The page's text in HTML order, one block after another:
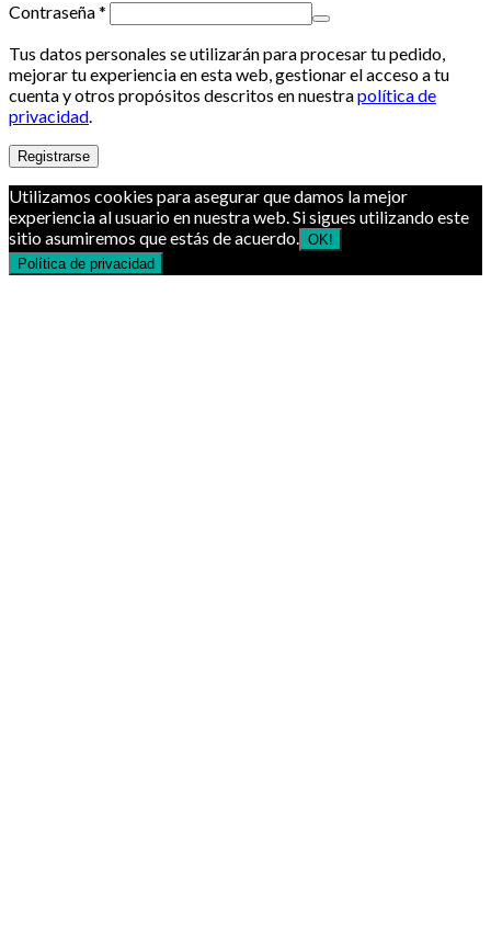
Contraseña*
Tus datos personales se utilizarán para procesar tu pedido,
mejorar tu experiencia en esta web, gestionar el acceso a tu
cuenta y otros propósitos descritos en nuestrapolítica de
privacidad.
Registrarse
Utilizamos cookies para asegurar que damos la mejor
experiencia al usuario en nuestra web. Si sigues utilizando este
sitio asumiremos que estás de acuerdo. OK!
Política de privacidad